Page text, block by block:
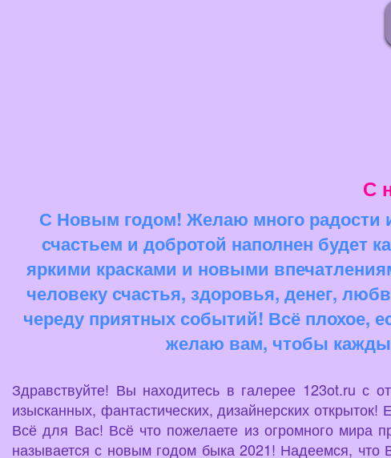
С
С Новым годом! Желаю много радости
счастьем и добротой наполнен будет
яркими красками и новыми
человеку счастья, здоровья, денег,
череду приятных событий! Всё плохое,
желаю вам, чтобы
Здравствуйте! Вы находитесь в галерее 123ot.ru с
изысканных, фантастических, дизайнерских
Всё для Вас! Всё что пожелаете из огромного мира
называется с новым годом быка 2021! Надеемся, что